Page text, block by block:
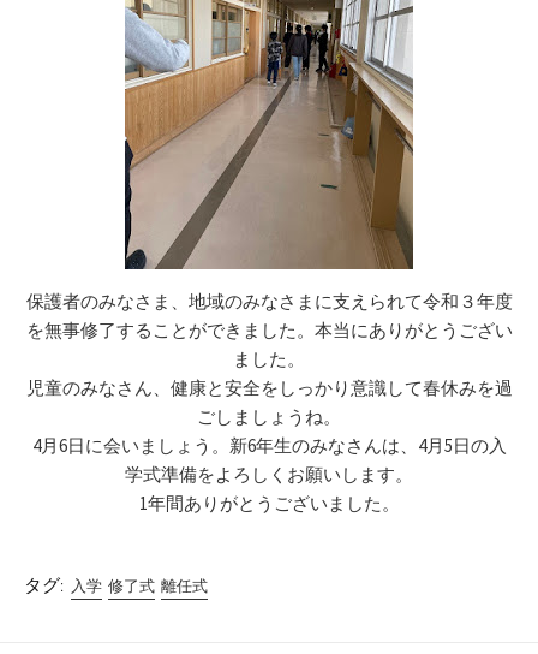
保護者のみなさま、地域のみなさまに支えられて令和３年度
を無事修了することができました。本当にありがとうござい
ました。
児童のみなさん、健康と安全をしっかり意識して春休みを過
ごしましょうね。
4月6日に会いましょう。新6年生のみなさんは、4月5日の入
学式準備をよろしくお願いします。
1年間ありがとうございました。
タグ: 入学 修了式 離任式